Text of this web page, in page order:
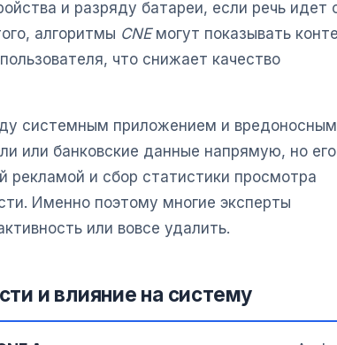
и разряду батареи, если речь идет
алгоритмы CNEмогут показывать
что снижает качество
системным приложением и
или банковские данные напрямую, но его
рекламой и сбор статистики просмотра
Именно поэтому многие эксперты
или вовсе удалить.
и влияние на систему